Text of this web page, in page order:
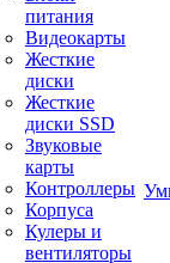
питания
Видеокарты
Жесткие
диски
Жесткие
диски SSD
Звуковые
карты
Контроллеры
Корпуса
Кулеры и
вентиляторы